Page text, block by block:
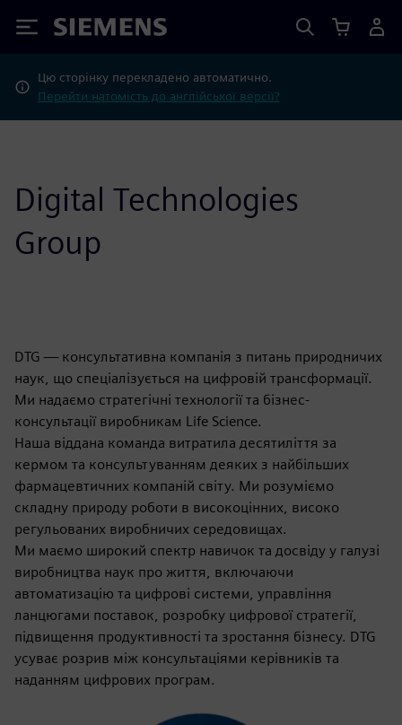
Siemens
Цю сторінку перекладено автоматично.
Перейти натомість до англійської версії?
Digital Technologies
Group
DTG — консультативна компанія з питань природничих
наук, що спеціалізується на цифровій трансформації.
Ми надаємо стратегічні технології та бізнес-
консультації виробникам Life Science.
Наша віддана команда витратила десятиліття за
кермом та консультуванням деяких з найбільших
фармацевтичних компаній світу. Ми розуміємо
складну природу роботи в високоцінних, високо
регульованих виробничих середовищах.
Ми маємо широкий спектр навичок та досвіду у галузі
виробництва наук про життя, включаючи
автоматизацію та цифрові системи, управління
ланцюгами поставок, розробку цифрової стратегії,
підвищення продуктивності та зростання бізнесу. DTG
усуває розрив між консультаціями керівників та
наданням цифрових програм.